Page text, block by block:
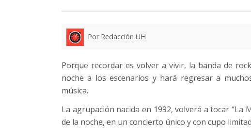
Por Redacción UH
Porque recordar es volver a vivir, la banda de
noche a los escenarios y hará regresar a
música.
La agrupación nacida en 1992, volverá a tocar “La
de la noche, en un concierto único y con cupo